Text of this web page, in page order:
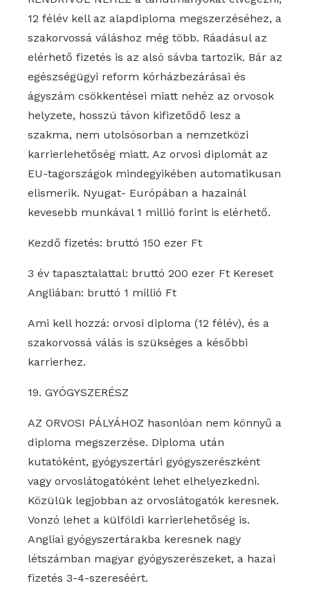
12 félév kell az alapdiploma megszerzéséhez, a
szakorvossá váláshoz még több. Ráadásul az
elérhető fizetés is az alsó sávba tartozik. Bár az
egészségügyi reform kórházbezárásai és
ágyszám csökkentései miatt nehéz az orvosok
helyzete, hosszú távon kifizetődő lesz a
szakma, nem utolsósorban a nemzetközi
karrierlehetőség miatt. Az orvosi diplomát az
EU-tagországok mindegyikében automatikusan
elismerik. Nyugat- Európában a hazainál
kevesebb munkával 1 millió forint is elérhető.
Kezdő fizetés: bruttó 150 ezer Ft
3 év tapasztalattal: bruttó 200 ezer Ft Kereset
Angliában: bruttó 1 millió Ft
Ami kell hozzá: orvosi diploma (12 félév), és a
szakorvossá válás is szükséges a későbbi
karrierhez.
19. GYÓGYSZERÉSZ
AZ ORVOSI PÁLYÁHOZ hasonlóan nem könnyű a
diploma megszerzése. Diploma után
kutatóként, gyógyszertári gyógyszerészként
vagy orvoslátogatóként lehet elhelyezkedni.
Közülük legjobban az orvoslátogatók keresnek.
Vonzó lehet a külföldi karrierlehetőség is.
Angliai gyógyszertárakba keresnek nagy
létszámban magyar gyógyszerészeket, a hazai
fizetés 3-4-szereséért.